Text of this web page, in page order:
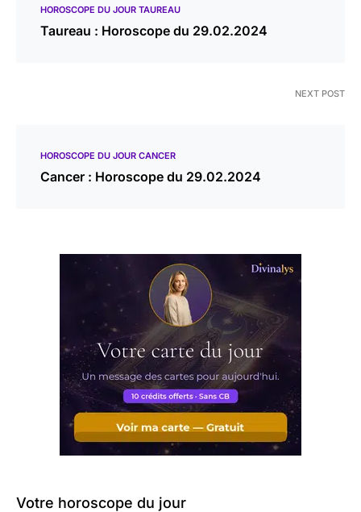
HOROSCOPE DU JOUR TAUREAU
Taureau : Horoscope du 29.02.2024
NEXT POST
HOROSCOPE DU JOUR CANCER
Cancer : Horoscope du 29.02.2024
Votre horoscope du jour